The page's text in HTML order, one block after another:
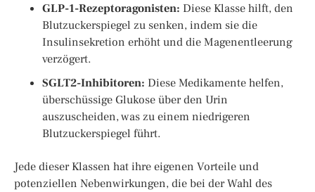
GLP-1-Rezeptoragonisten: Diese Klasse hilft, den
Blutzuckerspiegel zu senken, indem sie die
Insulinsekretion erhöht und die Magenentleerung
verzögert.
SGLT2-Inhibitoren: Diese Medikamente helfen,
überschüssige Glukose über den Urin
auszuscheiden, was zu einem niedrigeren
Blutzuckerspiegel führt.
Jede dieser Klassen hat ihre eigenen Vorteile und
potenziellen Nebenwirkungen, die bei der Wahl des